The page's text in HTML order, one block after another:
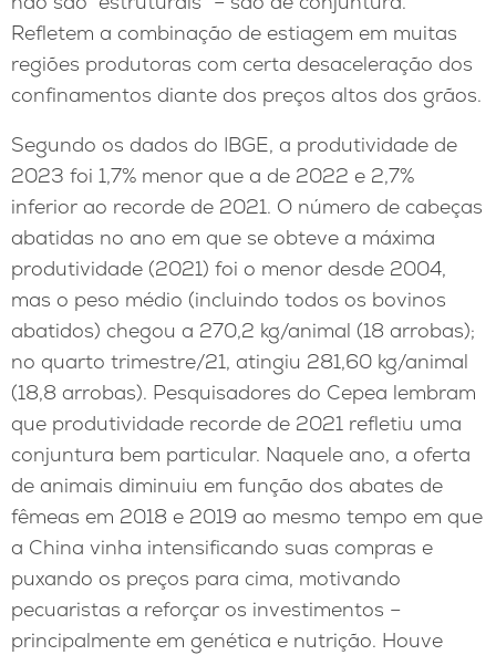
Refletem a combinação de estiagem em muitas
regiões produtoras com certa desaceleração dos
confinamentos diante dos preços altos dos grãos.
Segundo os dados do IBGE, a produtividade de
2023 foi 1,7% menor que a de 2022 e 2,7%
inferior ao recorde de 2021. O número de cabeças
abatidas no ano em que se obteve a máxima
produtividade (2021) foi o menor desde 2004,
mas o peso médio (incluindo todos os bovinos
abatidos) chegou a 270,2 kg/animal (18 arrobas);
no quarto trimestre/21, atingiu 281,60 kg/animal
(18,8 arrobas). Pesquisadores do Cepea lembram
que produtividade recorde de 2021 refletiu uma
conjuntura bem particular. Naquele ano, a oferta
de animais diminuiu em função dos abates de
fêmeas em 2018 e 2019 ao mesmo tempo em que
a China vinha intensificando suas compras e
puxando os preços para cima, motivando
pecuaristas a reforçar os investimentos –
principalmente em genética e nutrição. Houve